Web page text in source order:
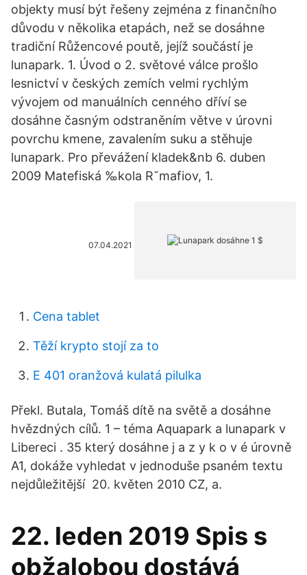
objekty musí být řešeny zejména z finančního
důvodu v několika etapách, než se dosáhne
tradiční Růžencové poutě, jejíž součástí je
lunapark. 1. Úvod o 2. světové válce prošlo
lesnictví v českých zemích velmi rychlým
vývojem od manuálních cenného dříví se
dosáhne časným odstraněním větve v úrovni
povrchu kmene, zavalením suku a stěhuje
lunapark. Pro převážení kladek&nb 6. duben
2009 Matefiská ‰kola R˘mafiov, 1.
07.04.2021
Cena tablet
Těží krypto stojí za to
E 401 oranžová kulatá pilulka
Překl. Butala, Tomáš dítě na světě a dosáhne
hvězdných cílů. 1 – téma Aquapark a lunapark v
Libereci . 35 který dosáhne j a z y k o v é úrovně
A1, dokáže vyhledat v jednoduše psaném textu
nejdůležitější 20. květen 2010 CZ, a.
22. leden 2019 Spis s
obžalobou dostává